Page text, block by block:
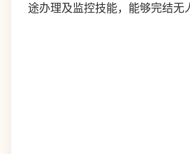
途办理及监控技能，能够完结无